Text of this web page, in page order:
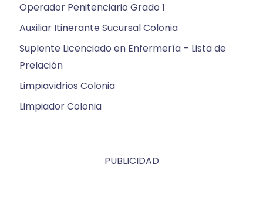
Operador Penitenciario Grado 1
Auxiliar Itinerante Sucursal Colonia
Suplente Licenciado en Enfermería – Lista de
Prelación
Limpiavidrios Colonia
Limpiador Colonia
PUBLICIDAD